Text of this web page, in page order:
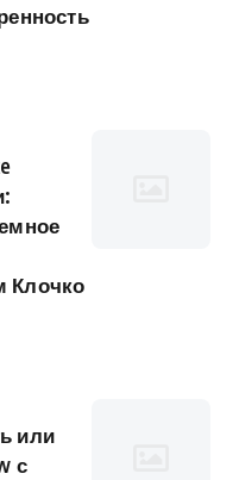
Клочко
или
с